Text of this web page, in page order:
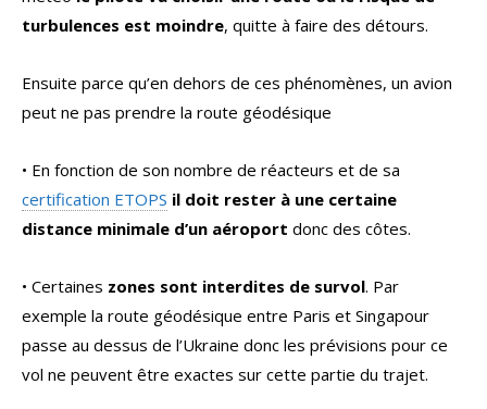
turbulences est moindre, quitte à faire des détours.
Ensuite parce qu’en dehors de ces phénomènes, un avion
peut ne pas prendre la route géodésique
• En fonction de son nombre de réacteurs et de sa
certification ETOPS il doit rester à une certaine
distance minimale d’un aéroport donc des côtes.
• Certaines zones sont interdites de survol. Par
exemple la route géodésique entre Paris et Singapour
passe au dessus de l’Ukraine donc les prévisions pour ce
vol ne peuvent être exactes sur cette partie du trajet.